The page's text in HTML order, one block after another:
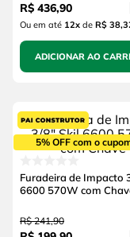
R$ 436,90
Ou em até 12xde R$
ADICIONAR AO
5% OFF com o
Furadeira de Impacto
6600 570W com
R$ 241,90